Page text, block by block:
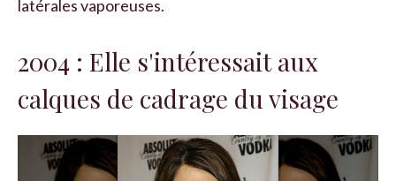
latérales vaporeuses.
2004 : Elle s'intéressait aux
calques de cadrage du visage